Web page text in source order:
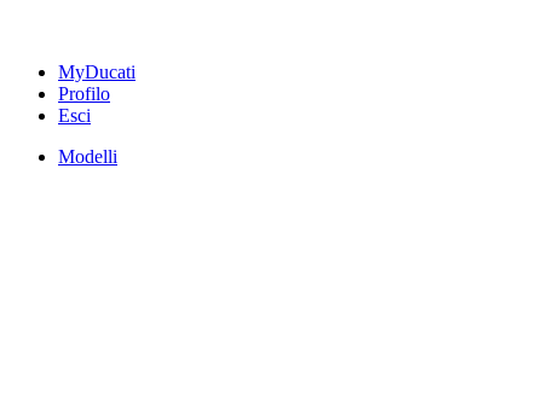
MyDucati
Profilo
Esci
Modelli